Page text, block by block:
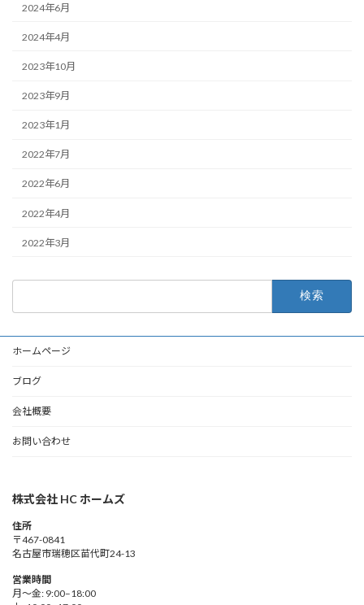
2024年6月
2024年4月
2023年10月
2023年9月
2023年1月
2022年7月
2022年6月
2022年4月
2022年3月
ホームページ
ブログ
会社概要
お問い合わせ
株式会社 HC ホームズ
住所
〒467-0841
名古屋市瑞穂区苗代町24-13
営業時間
月～金: 9:00–18:00